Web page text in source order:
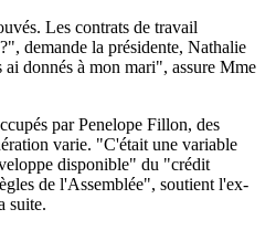
Les contrats de travail
demande la présidente, Nathalie
donnés à mon mari", assure Mme
par Penelope Fillon, des
varie. "C'était une variable
disponible" du "crédit
de l'Assemblée", soutient l'ex-
suite.